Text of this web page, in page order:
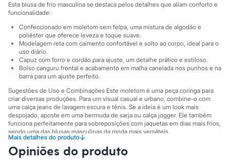
Moda esportiva
Acessórios
Blusas
Calçados
Leggings
Shorts e Bermudas
Tops
Moda íntima
Calcinhas
Cintas e Modeladores
Meias
Pijamas
Sutiãs e Tops
Moda praia
Biquínis
Maiôs
Saídas de praia
Esta blusa de frio masculina se destaca pelos detalhes que aliam conforto e
funcionalidade:
Confeccionado em moletom sem felpa, uma mistura de algodão e
poliéster que oferece leveza e toque suave.
Modelagem reta com caimento confortável e solto ao corpo, ideal para o
uso diário.
Capuz com forro e cordão para ajuste, um detalhe prático e estiloso.
Bolso canguru frontal e acabamento em malha canelada nos punhos e na
barra para um ajuste perfeito.
Sugestões de Uso e Combinações Este moletom é uma peça coringa para
criar diversas produções. Para um visual casual e urbano, combine-o com
uma calça jeans de lavagem escura e tênis. Se a ideia é um look mais
despojado, aposte em uma bermuda de sarja ou calça jogger. Ele também
funciona perfeitamente para sobreposições com jaquetas em dias mais frios,
sendo uma das blusas masculinas da moda mais versáteis.
A gente se encontra na C&A! ❤
Mais detalhes do produto↓
Opiniões do produto